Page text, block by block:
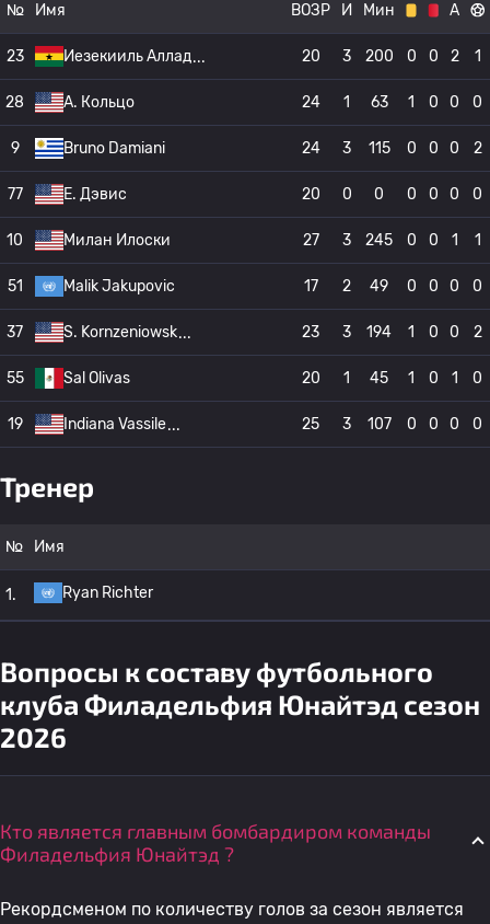
№ Имя ВОЗР И Мин А
23 Иезекииль Аллад 20 3 200 0 0 2 1
28 A. Кольцо 24 1 63 1 0 0 0
9 Bruno Damiani 24 3 115 0 0 0 2
77 E. Дэвис 20 0 0 0 0 0 0
10 Милан Илоски 27 3 245 0 0 1 1
51 Malik Jakupovic 17 2 49 0 0 0 0
37 S. Kornzeniowsk 23 3 194 1 0 0 2
55 Sal Olivas 20 1 45 1 0 1 0
19 Indiana Vassile 25 3 107 0 0 0 0
Тренер
№ Имя
1. Ryan Richter
Вопросы к составу футбольного
клуба Филадельфия Юнайтэд сезон
2026
Кто является главным бомбардиром команды
Филадельфия Юнайтэд ?
Рекордсменом по количеству голов за сезон является